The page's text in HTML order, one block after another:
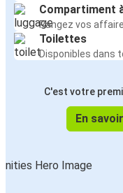
Compartiment
Rangez vos
Toilettes
Disponibles dans
C'est votre
En